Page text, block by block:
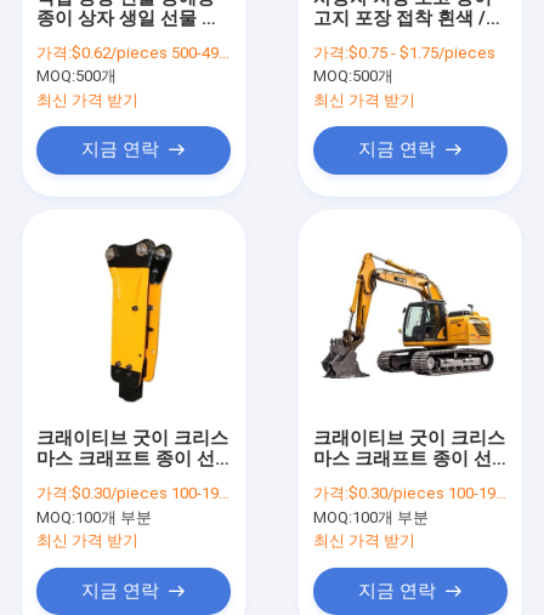
VR 쇼
우리 에 관한 것
공장 투어
종이 상자 생일 선물 상
리
가격:$0.62/pieces 500-4999 pieces
MOQ:500개
최신 가격 받기
지금 연락
고지 포장 접착 흰색 /
자석 선물 상자 리본 폐
쇄
가격:$0.75 - $1.75/pieces
MOQ:500개
최신 가격 받기
지금 연락
크래이티브 굿이 크리스
마스 크래프트 종이 선
티에 자신의 로고와
가격:$0.30/pieces 100-1999 pieces
MOQ:100개 부분
최신 가격 받기
지금 연락
크래이티브 굿이 크리스
마스 크래프트 종이 선
티에 자신의 로고와
가격:$0.30/pieces 100-1999 pieces
MOQ:100개 부분
최신 가격 받기
지금 연락